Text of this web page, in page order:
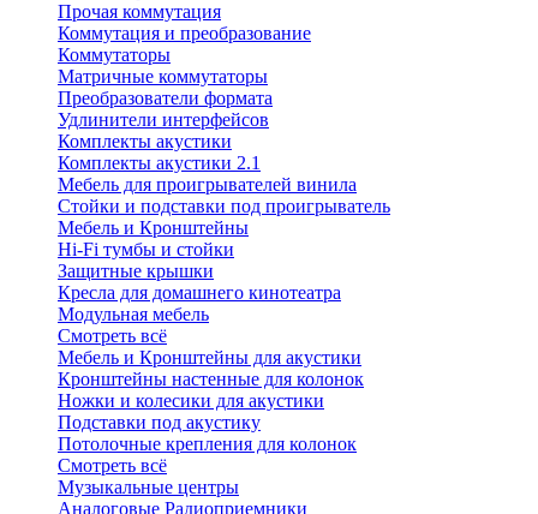
Прочая коммутация
Коммутация и преобразование
Коммутаторы
Матричные коммутаторы
Преобразователи формата
Удлинители интерфейсов
Комплекты акустики
Комплекты акустики 2.1
Мебель для проигрывателей винила
Стойки и подставки под проигрыватель
Мебель и Кронштейны
Hi-Fi тумбы и стойки
Защитные крышки
Кресла для домашнего кинотеатра
Модульная мебель
Смотреть всё
Мебель и Кронштейны для акустики
Кронштейны настенные для колонок
Ножки и колесики для акустики
Подставки под акустику
Потолочные крепления для колонок
Смотреть всё
Музыкальные центры
Аналоговые Радиоприемники